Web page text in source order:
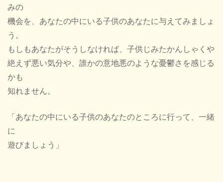
みの
機会を、あなたの中にいる子供のあなたに与えてみましょ
う。
もしもあなたがそうしなければ、子供じみたかんしゃくや
絶えず悪い気分や、誰かの意地悪のような憂鬱さを感じる
かも
知れません。
「あなたの中にいる子供のあなたのところに行って、一緒
に
遊びましょう」